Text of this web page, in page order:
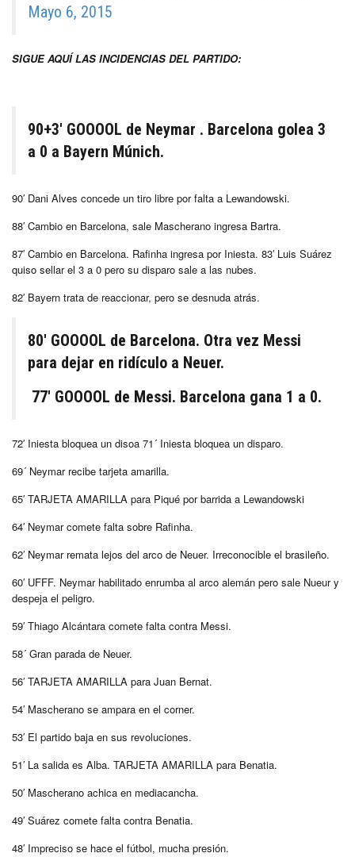
Mayo 6, 2015
SIGUE AQUÍ LAS INCIDENCIAS DEL PARTIDO:
90+3′ GOOOOL de Neymar . Barcelona golea 3
a 0 a Bayern Múnich.
90′ Dani Alves concede un tiro libre por falta a Lewandowski.
88′ Cambio en Barcelona, sale Mascherano ingresa Bartra.
87′ Cambio en Barcelona. Rafinha ingresa por Iniesta. 83′ Luis Suárez
quiso sellar el 3 a 0 pero su disparo sale a las nubes.
82′ Bayern trata de reaccionar, pero se desnuda atrás.
80′ GOOOOL de Barcelona. Otra vez Messi
para dejar en ridículo a Neuer.
77′ GOOOOL de Messi. Barcelona gana 1 a 0.
72′ Iniesta bloquea un disoa 71´ Iniesta bloquea un disparo.
69´ Neymar recibe tarjeta amarilla.
65′ TARJETA AMARILLA para Piqué por barrida a Lewandowski
64′ Neymar comete falta sobre Rafinha.
62′ Neymar remata lejos del arco de Neuer. Irreconocible el brasileño.
60′ UFFF. Neymar habilitado enrumba al arco alemán pero sale Nueur y
despeja el peligro.
59′ Thiago Alcántara comete falta contra Messi.
58´ Gran parada de Neuer.
56′ TARJETA AMARILLA para Juan Bernat.
54′ Mascherano se ampara en el corner.
53′ El partido baja en sus revoluciones.
51′ La salida es Alba. TARJETA AMARILLA para Benatia.
50′ Mascherano achica en mediacancha.
49′ Suárez comete falta contra Benatia.
48′ Impreciso se hace el fútbol, mucha presión.